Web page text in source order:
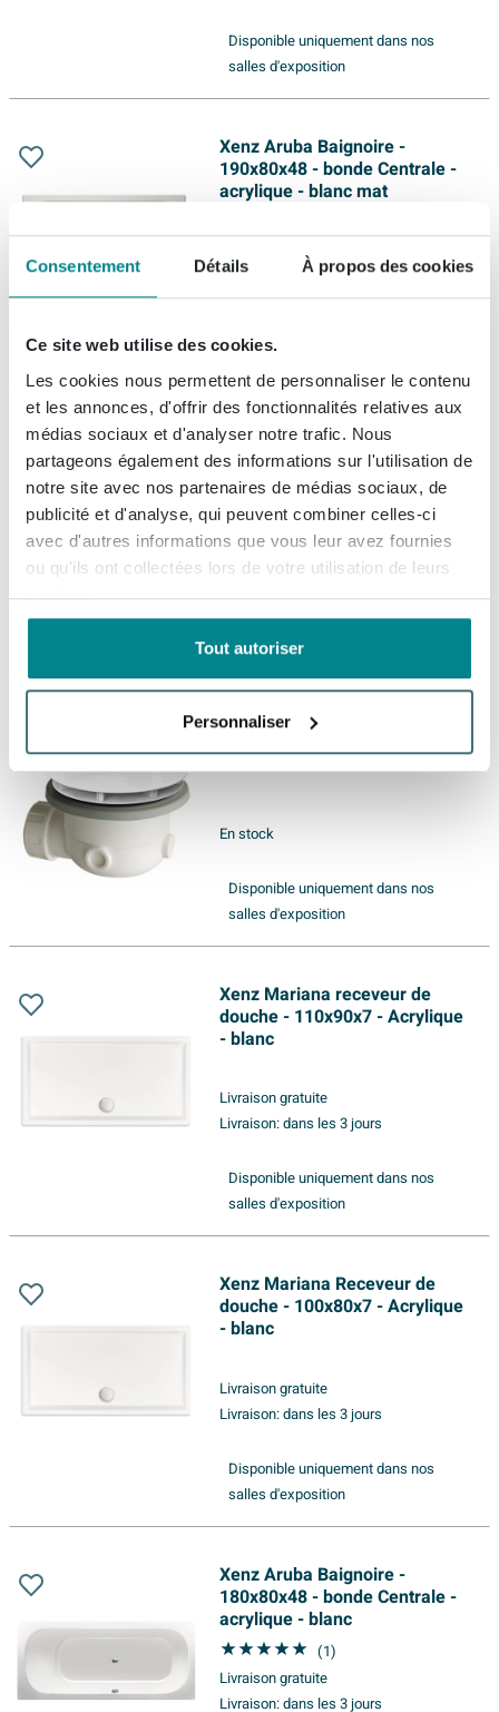
Consentement Détails À propos des cookies
Ce site web utilise des cookies.
Les cookies nous permettent de personnaliser le contenu
et les annonces, d'offrir des fonctionnalités relatives aux
médias sociaux et d'analyser notre trafic. Nous
partageons également des informations sur l'utilisation de
notre site avec nos partenaires de médias sociaux, de
publicité et d'analyse, qui peuvent combiner celles-ci
avec d'autres informations que vous leur avez fournies
ou qu'ils ont collectées lors de votre utilisation de leurs
services.
Tout autoriser
Personnaliser
Disponible uniquement dans nos
salles d'exposition
Xenz Aruba Baignoire -
190x80x48 - bonde Centrale -
acrylique - blanc mat
Livraison gratuite
Livraison:
sous 7 jours
salles d'exposition
Xenz Aruba Baignoire -
170x75x48 - bonde Centrale -
acrylique - blanc mat
(1)
Livraison gratuite
Livraison:sous 7 jours
Disponible uniquement dans nos
salles d'exposition
Xenz Bonde de receveur de
douche 90 mm blanc brillant
En stock
Disponible uniquement dans nos
salles d'exposition
Xenz Mariana receveur de
douche - 110x90x7 - Acrylique
- blanc
Livraison gratuite
Livraison:dans les 3 jours
Disponible uniquement dans nos
salles d'exposition
Xenz Mariana Receveur de
douche - 100x80x7 - Acrylique
- blanc
Livraison gratuite
Livraison:dans les 3 jours
Disponible uniquement dans nos
salles d'exposition
Xenz Aruba Baignoire -
180x80x48 - bonde Centrale -
acrylique - blanc
(1)
Livraison gratuite
Livraison:dans les 3 jours